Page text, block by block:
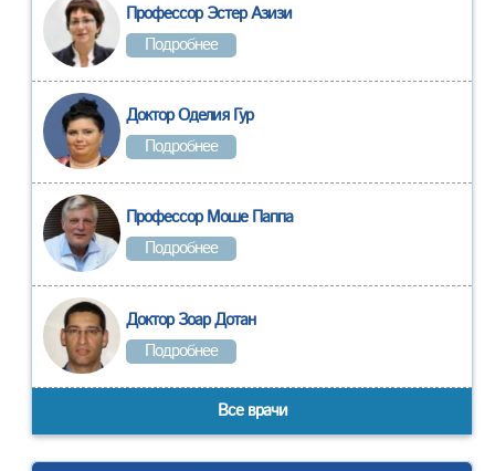
Профессор Эстер Азизи
Подробнее
Доктор Оделия Гур
Подробнее
Профессор Моше Паппа
Подробнее
Доктор Зоар Дотан
Подробнее
Все врачи